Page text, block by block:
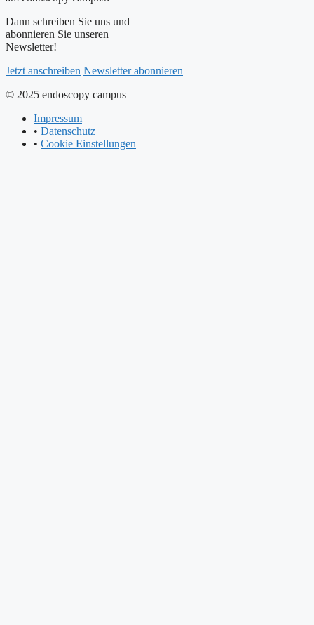
Dann schreiben Sie uns und
abonnieren Sie unseren
Newsletter!
Jetzt anschreiben Newsletter abonnieren
© 2025 endoscopy campus
Impressum
• Datenschutz
• Cookie Einstellungen